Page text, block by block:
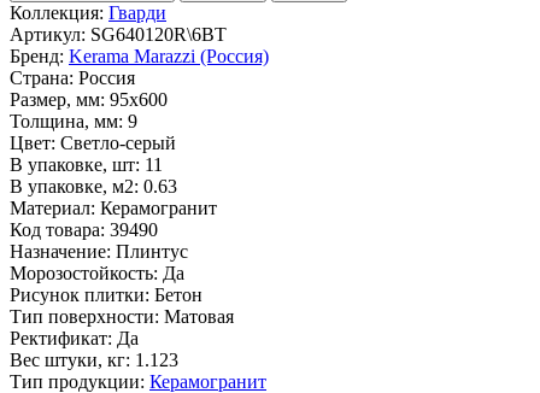
Коллекция: Гварди
Артикул: SG640120R\6BT
Бренд: Kerama Marazzi (Россия)
Страна: Россия
Размер, мм: 95x600
Толщина, мм: 9
Цвет: Светло-серый
В упаковке, шт: 11
В упаковке, м2: 0.63
Материал: Керамогранит
Код товара: 39490
Назначение: Плинтус
Морозостойкость: Да
Рисунок плитки: Бетон
Тип поверхности: Матовая
Ректификат: Да
Вес штуки, кг: 1.123
Тип продукции: Керамогранит